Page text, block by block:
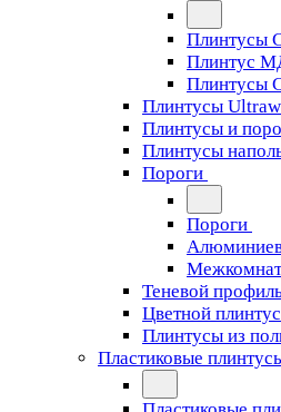
Плинтусы
Плинтус
Плинтусы
Плинтусы
Плинтусы и
Плинтусы
Пороги
Пороги
Теневой
Цветной плинтус
Плинтусы из
Пластиковые